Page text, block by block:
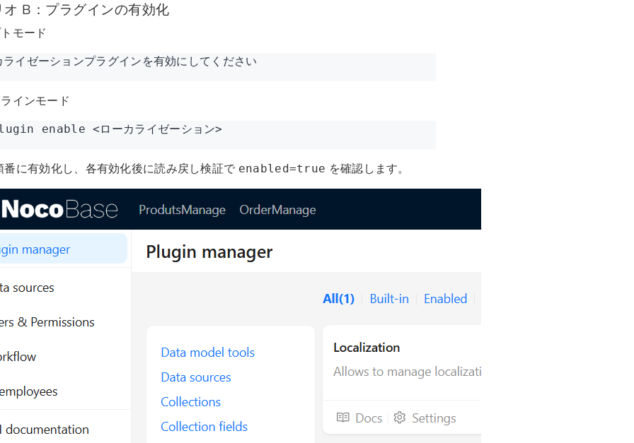
オ B：プラグインの有効化
モード
ライゼーションプラグインを有効にしてください
インモード
enable <ローカライゼーション>
に有効化し、各有効化後に読み戻し検証で enabled=true を確認します。